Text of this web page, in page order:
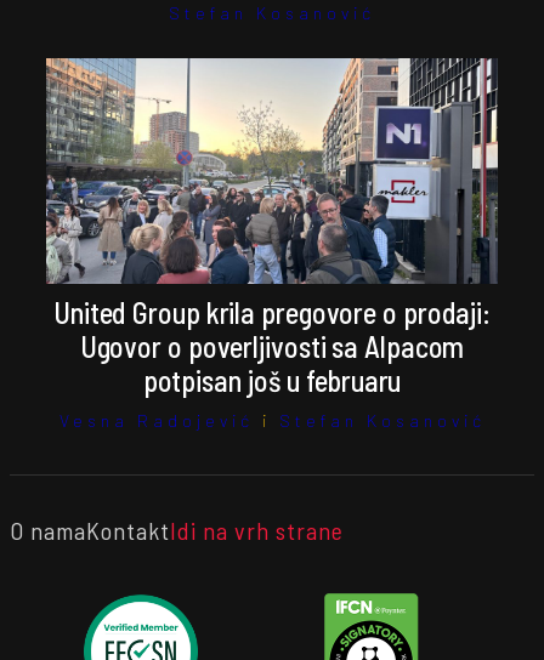
Stefan Kosanović
United Group krila pregovore o prodaji:
Ugovor o poverljivosti sa Alpacom
potpisan još u februaru
Vesna Radojević i Stefan Kosanović
O namaKontaktIdi na vrh strane